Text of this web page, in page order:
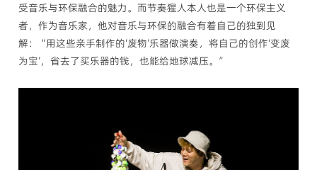
受音乐与环保融合的魅力。而节奏猩人本人也是一个环保主义
者，作为音乐家，他对音乐与环保的融合有着自己的独到见
解：“用这些亲手制作的‘废物’乐器做演奏，将自己的创作‘变废
为宝’，省去了买乐器的钱，也能给地球减压。”